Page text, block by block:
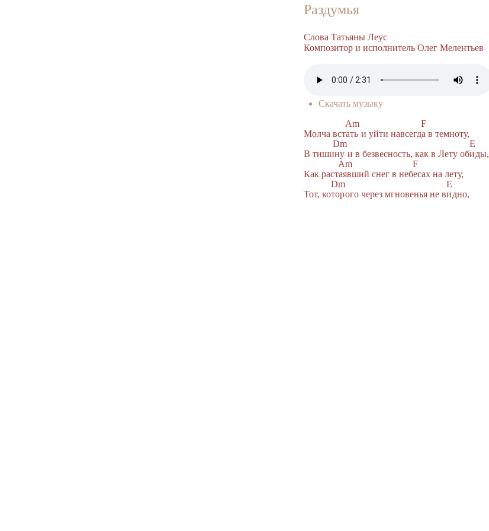
Раздумья
Слова Татьяны Леус
Композитор и исполнитель Олег Мелентьев
Скачать музыку
Молча встать
Am
и уйти навсегда
F
в темноту,
В тишину
Dm
и в безвесность, как в Лету оби
E
ды,
Как растаяв
Am
ший снег в небе
F
сах на лету,
Тот, котор
Dm
ого через мгновенья не ви
E
дно,